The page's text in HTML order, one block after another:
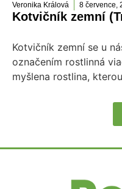
Veronika Králová 8 července,
Kotvičník zemní
Kotvičník zemní se u
označením rostlinná
myšlena rostlina,